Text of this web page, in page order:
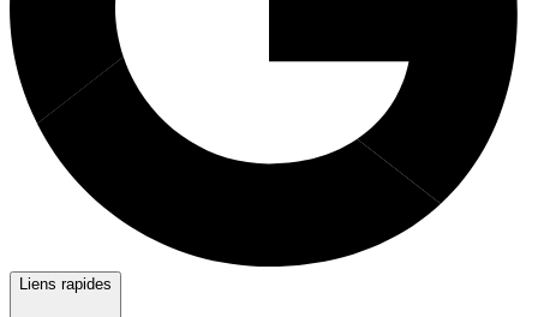
Liens rapides